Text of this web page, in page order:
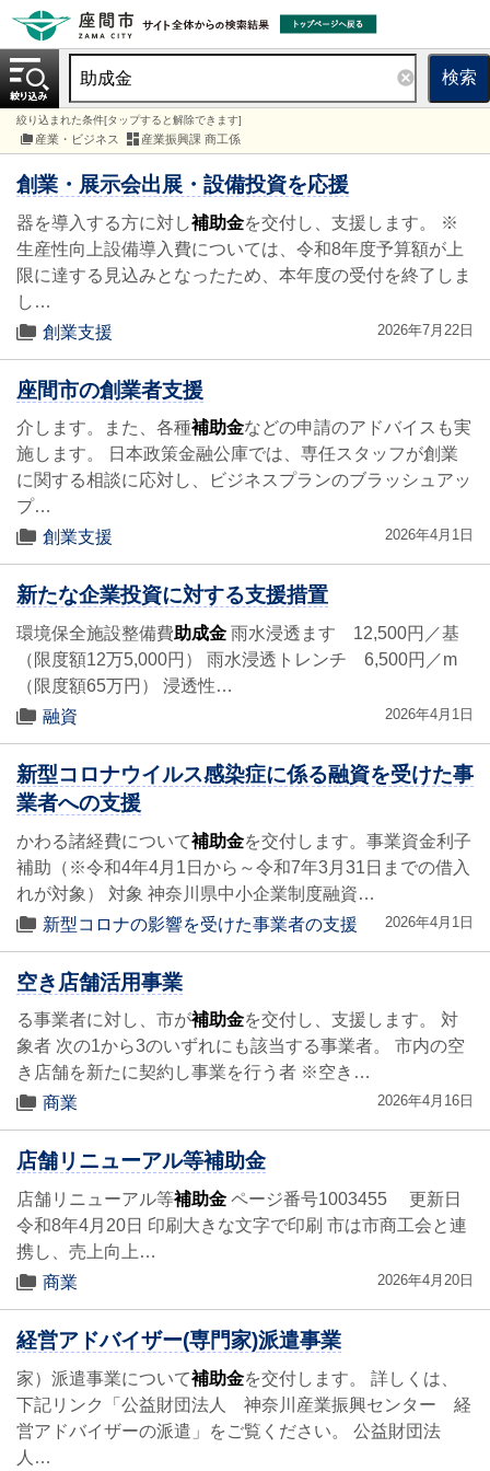
検索
絞り込まれた条件[タップすると解除できます]
産業・ビジネス 産業振興課 商工係
創業・展示会出展・設備投資を応援
器を導入する方に対し補助金を交付し、支援します。 ※
生産性向上設備導入費については、令和8年度予算額が上
限に達する見込みとなったため、本年度の受付を終了しま
し…
創業支援
2026年7月22日
座間市の創業者支援
介します。また、各種補助金などの申請のアドバイスも実
施します。 日本政策金融公庫では、専任スタッフが創業
に関する相談に応対し、ビジネスプランのブラッシュアッ
プ…
創業支援
2026年4月1日
新たな企業投資に対する支援措置
環境保全施設整備費助成金 雨水浸透ます 12,500円／基
（限度額12万5,000円） 雨水浸透トレンチ 6,500円／m
（限度額65万円） 浸透性…
融資
2026年4月1日
新型コロナウイルス感染症に係る融資を受けた事
業者への支援
かわる諸経費について補助金を交付します。事業資金利子
補助（※令和4年4月1日から～令和7年3月31日までの借入
れが対象） 対象 神奈川県中小企業制度融資…
新型コロナの影響を受けた事業者の支援
2026年4月1日
空き店舗活用事業
る事業者に対し、市が補助金を交付し、支援します。 対
象者 次の1から3のいずれにも該当する事業者。 市内の空
き店舗を新たに契約し事業を行う者 ※空き…
商業
2026年4月16日
店舗リニューアル等補助金
店舗リニューアル等補助金 ページ番号1003455 更新日
令和8年4月20日 印刷大きな文字で印刷 市は市商工会と連
携し、売上向上…
商業
2026年4月20日
経営アドバイザー(専門家)派遣事業
家）派遣事業について補助金を交付します。 詳しくは、
下記リンク「公益財団法人 神奈川産業振興センター 経
営アドバイザーの派遣」をご覧ください。 公益財団法
人…